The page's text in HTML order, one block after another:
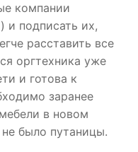
компании
и подписать их,
расставить все
оргтехника уже
и готова к
заранее
в новом
было путаницы.